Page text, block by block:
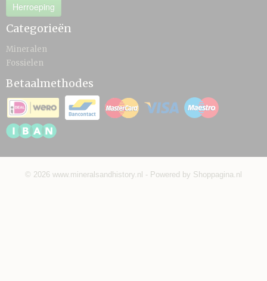
Herroeping
Categorieën
Mineralen
Fossielen
Betaalmethodes
© 2026 www.mineralsandhistory.nl - Powered by Shoppagina.nl